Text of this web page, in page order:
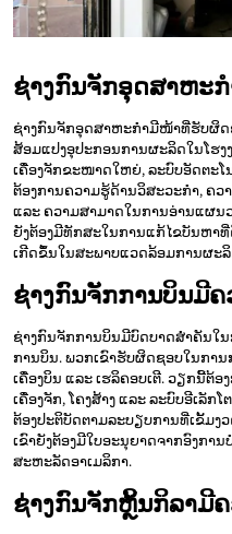
ຊ່າງກົນຈັກອຸດສາຫະ
ຊ່າງກົນຈັກອຸດສາຫະກຳມີໜ້າທີ່ຮັບຜິດ
ສ້ອມແປງອຸປະກອນການຜະລິດໃນໂຮ
ເຄື່ອງຈັກຂະໜາດໃຫຍ່, ລະບົບອັດຕະ
ຕ້ອງການຄວາມຮູ້ດ້ານວິສະວະກຳ, ຄວ
ແລະ ຄວາມສາມາດໃນການອ່ານແຜນ
ຍັງຕ້ອງມີທັກສະໃນການແກ້ໄຂບັນຫາ
ເກີດຂຶ້ນໃນສະພາບແວດລ້ອມການຜະ
ຊ່າງກົນຈັກການບິນມີ
ຊ່າງກົນຈັກການບິນມີບົດບາດສຳຄັນໃ
ການບິນ. ພວກເຂົາຮັບຜິດຊອບໃນກາ
ເຄື່ອງບິນ ແລະ ເຮລິຄອບເຕີ. ວຽກນີ້ຕ້
ເຄື່ອງຈັກ, ໂຄງສ້າງ ແລະ ລະບົບອີເລັ
ຕ້ອງປະຕິບັດຕາມລະບຽບການທີ່ເຂັ້ມງ
ເຂົາຍັງຕ້ອງມີໃບອະນຸຍາດຈາກອົງກາ
ສະຫະລັດອາເມລິກາ.
ຊ່າງກົນຈັກຫຼິ້ນກິລາມີ